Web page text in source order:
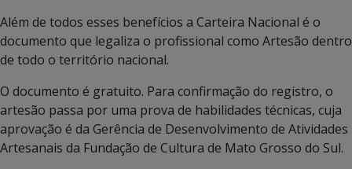
Além de todos esses benefícios a Carteira Nacional é o
documento que legaliza o profissional como Artesão dentro
de todo o território nacional.
O documento é gratuito. Para confirmação do registro, o
artesão passa por uma prova de habilidades técnicas, cuja
aprovação é da Gerência de Desenvolvimento de Atividades
Artesanais da Fundação de Cultura de Mato Grosso do Sul.